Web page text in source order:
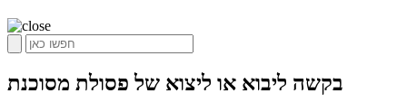
בקשה ליבוא או ליצוא של פסולת מסוכנת